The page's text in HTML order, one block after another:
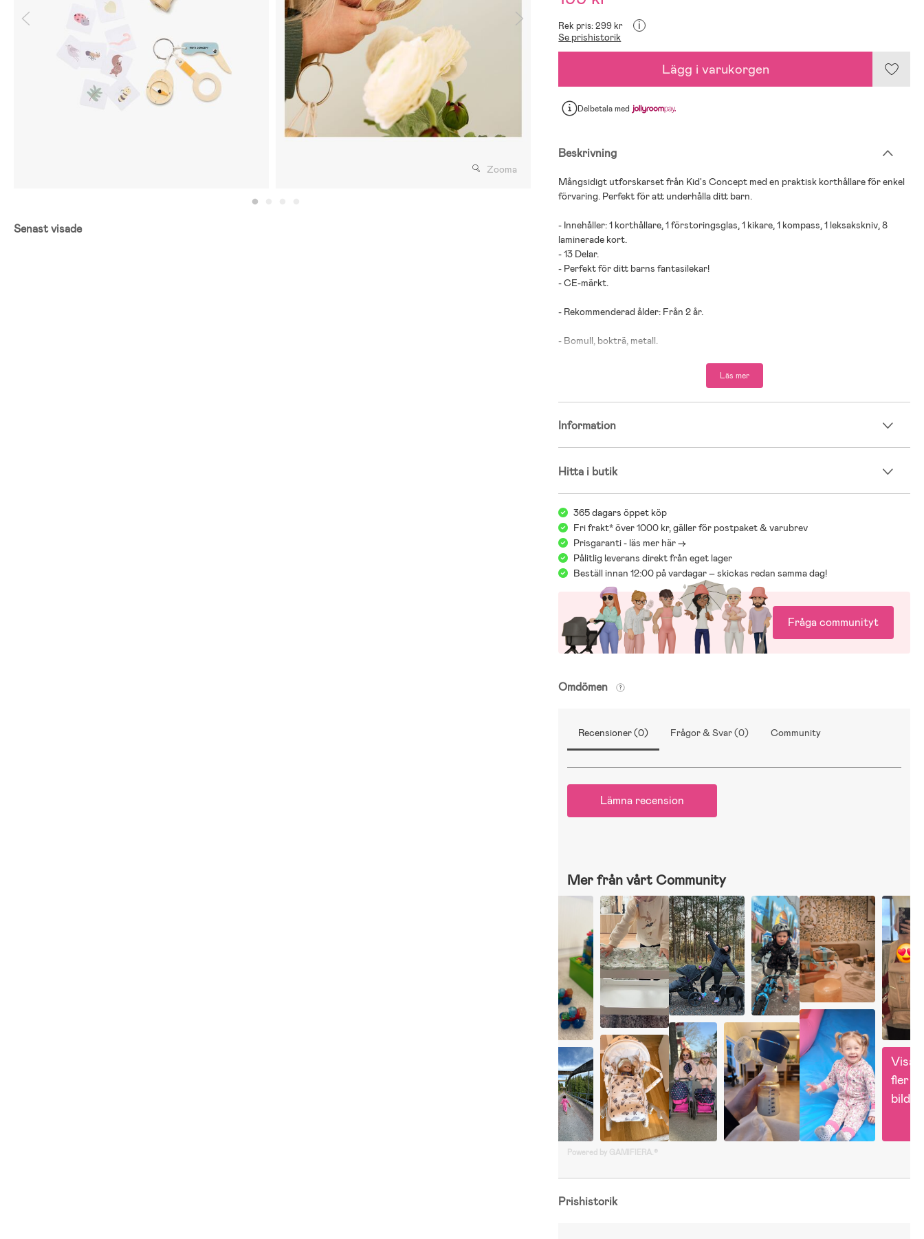
Zooma
Senast visade
Rek pris: 299 kr i
Se prishistorik
Lägg i varukorgen
Delbetalamed
Beskrivning
Mångsidigt utforskarset från Kid's Concept med en praktisk korthållare för enkel
förvaring. Perfekt för att underhålla ditt barn.
- Innehåller: 1 korthållare, 1 förstoringsglas, 1 kikare, 1 kompass, 1 leksakskniv, 8
laminerade kort.
- 13 Delar.
- Perfekt för ditt barns fantasilekar!
- CE-märkt.
- Rekommenderad ålder: Från 2 år.
- Bomull, bokträ, metall.
Läs mer
Information
Hitta i butik
365 dagars öppet köp
Fri frakt* över 1000 kr, gäller för postpaket & varubrev
Prisgaranti - läs mer här ->
Pålitlig leverans direkt från eget lager
Beställ innan 12:00 på vardagar – skickas redan samma dag!
Fråga communityt
Omdömen
Recensioner (0) Frågor & Svar (0) Community
Lämna recension
Mer från vårt Community
Visa
fler
bilder
Powered by GAMIFIERA.®
Prishistorik